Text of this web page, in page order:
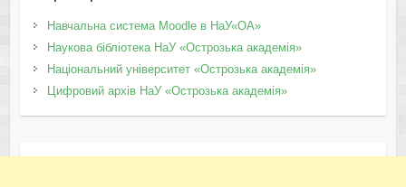
Навчальна система Moodle в НаУ«ОА»
Наукова бібліотека НаУ «Острозька академія»
Національний університет «Острозька академія»
Цифровий архів НаУ «Острозька академія»